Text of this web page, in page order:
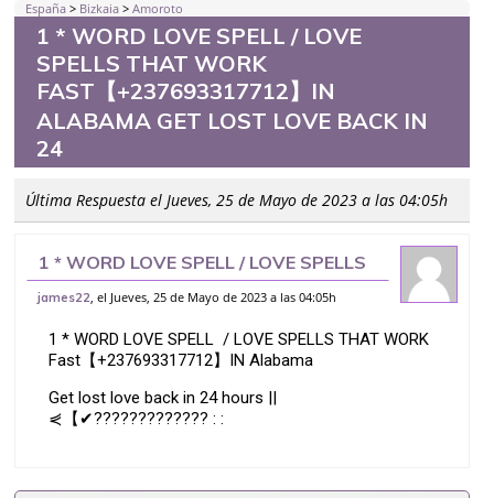
España > Bizkaia >Amoroto
1 * WORD LOVE SPELL / LOVE
SPELLS THAT WORK
FAST【+237693317712】IN
ALABAMA GET LOST LOVE BACK IN
24
Última Respuesta el Jueves, 25 de Mayo de 2023 a las 04:05h
1 * WORD LOVE SPELL / LOVE SPELLS
THAT WORK Fast【+237693317712】
james22 , el Jueves, 25 de Mayo de 2023 a las 04:05h
1 * WORD LOVE SPELL / LOVE SPELLS THAT WORK
Fast【+237693317712】IN Alabama
Get lost love back in 24 hours ||
⋞【✔????????????? : :